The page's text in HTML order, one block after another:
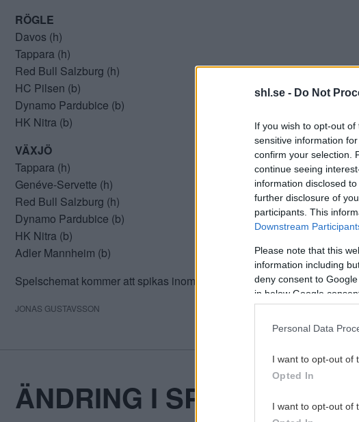
shl.se - Do Not
If you wish to opt-out
sensitive information
confirm your selection.
continue seeing
information disclosed
further disclosure of
participants. This
Downstream
Please note that this
information including
deny consent to
in below Google
Personal Data
I want to opt-out of
Opted In
I want to opt-out of
RÖGLE
Davos (h)
Tappara (h)
Red Bull Salzburg (h)
HC Pilsen (b)
Dynamo Pardubice (b)
HK Nitra (b)
VÄXJÖ
Tappara (h)
Genéve-Servette (h)
Red Bull Salzburg (h)
Dynamo Pardubice (b)
HK Nitra (b)
Adler Mannheim (b)
Spelschemat kommer att spikas inom kort.
JONAS GUSTAVSSON
ÄNDRING I